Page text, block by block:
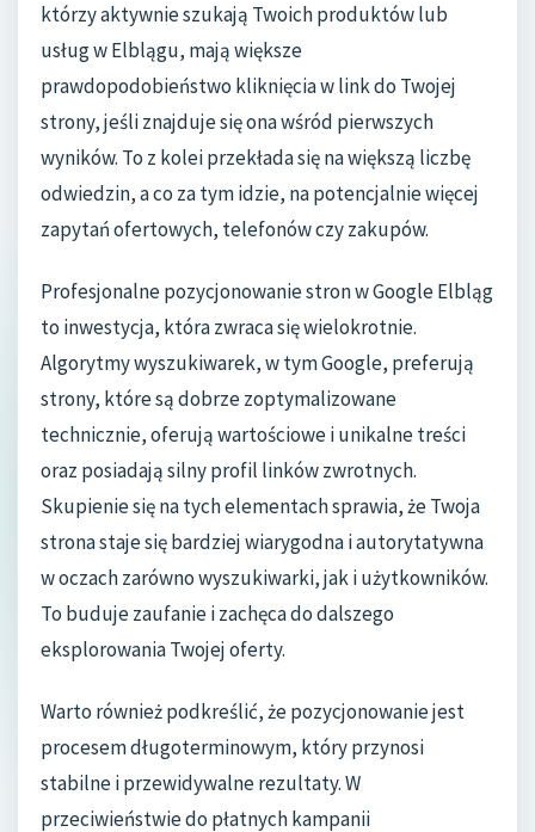
którzy aktywnie szukają Twoich produktów lub
usług w Elblągu, mają większe
prawdopodobieństwo kliknięcia w link do Twojej
strony, jeśli znajduje się ona wśród pierwszych
wyników. To z kolei przekłada się na większą liczbę
odwiedzin, a co za tym idzie, na potencjalnie więcej
zapytań ofertowych, telefonów czy zakupów.
Profesjonalne pozycjonowanie stron w Google Elbląg
to inwestycja, która zwraca się wielokrotnie.
Algorytmy wyszukiwarek, w tym Google, preferują
strony, które są dobrze zoptymalizowane
technicznie, oferują wartościowe i unikalne treści
oraz posiadają silny profil linków zwrotnych.
Skupienie się na tych elementach sprawia, że Twoja
strona staje się bardziej wiarygodna i autorytatywna
w oczach zarówno wyszukiwarki, jak i użytkowników.
To buduje zaufanie i zachęca do dalszego
eksplorowania Twojej oferty.
Warto również podkreślić, że pozycjonowanie jest
procesem długoterminowym, który przynosi
stabilne i przewidywalne rezultaty. W
przeciwieństwie do płatnych kampanii